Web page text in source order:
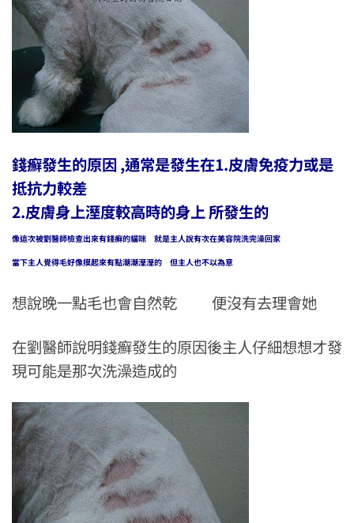
錢癬發生的原因 ,通常是發生在1.皮膚免疫力或是
抵抗力較差
2.皮膚身上溼度較高時的身上 所發生的
像這次被劉醫師檢查出來有錢癬的貓咪 就是主人說有次在美容院洗完澡回家
當下主人覺得毛好像摸起來有點潮潮溼溼的 但主人也不以為意
想說晚一點毛也會自然乾 便沒有去理會她
在劉醫師說明錢癬發生的原因後主人仔細想想才發
現可能是那次洗澡造成的